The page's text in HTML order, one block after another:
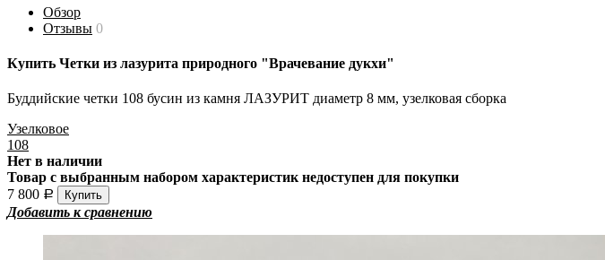
Обзор
Отзывы 0
Купить Четки из лазурита природного "Врачевание дукхи"
Буддийские четки 108 бусин из камня ЛАЗУРИТ диаметр 8 мм, узелковая сборка
Узелковое
108
Нет в наличии
Товар с выбранным набором характеристик недоступен для покупки
7 800 Р
Добавить к сравнению